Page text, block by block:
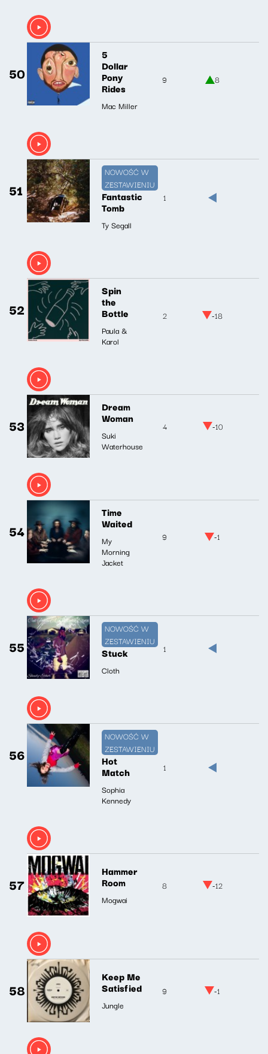
50
5
Dollar
Pony
Rides
Mac Miller
9 8
51
NOWOŚĆ W
ZESTAWIENIU
Fantastic
Tomb
Ty Segall
1
52
Spin
the
Bottle
Paula &
Karol
2 -18
53
Dream
Woman
Suki
Waterhouse
4 -10
54
Time
Waited
My
Morning
Jacket
9 -1
55
NOWOŚĆ W
ZESTAWIENIU
Stuck
Cloth
1
56
NOWOŚĆ W
ZESTAWIENIU
Hot
Match
Sophia
Kennedy
1
57
Hammer
Room
Mogwai
8 -12
58
Keep Me
Satisfied
Jungle
9 -1